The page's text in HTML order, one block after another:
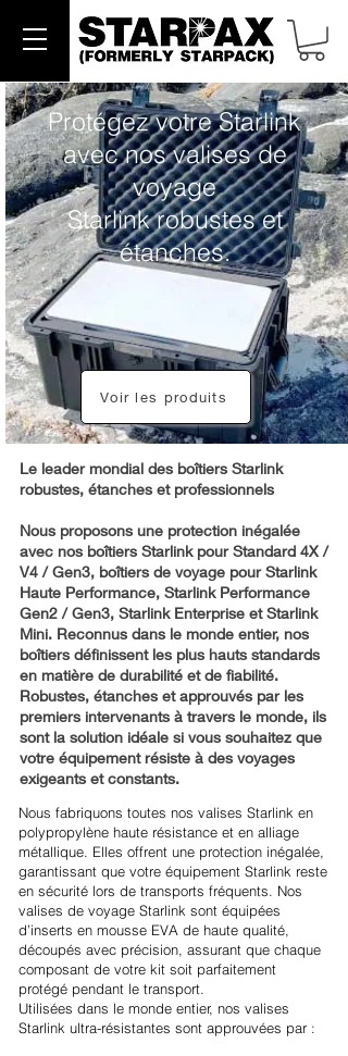
Voir les produits
Protégez votre Starlink
avec nos valises de
voyage
Starlink robustes et
étanches.
Le leader mondial des boîtiers Starlink
robustes, étanches et professionnels
Nous proposons une protection inégalée
avec nos boîtiers Starlink pour Standard 4X /
V4 / Gen3, boîtiers de voyage pour Starlink
Haute Performance, Starlink Performance
Gen2 / Gen3, Starlink Enterprise et Starlink
Mini. Reconnus dans le monde entier, nos
boîtiers définissent les plus hauts standards
en matière de durabilité et de fiabilité.
Robustes, étanches et approuvés par les
premiers intervenants à travers le monde, ils
sont la solution idéale si vous souhaitez que
votre équipement résiste à des voyages
exigeants et constants.
Nous fabriquons toutes nos valises Starlink en
polypropylène haute résistance et en alliage
métallique. Elles offrent une protection inégalée,
garantissant que votre équipement Starlink reste
en sécurité lors de transports fréquents. Nos
valises de voyage Starlink sont équipées
d’inserts en mousse EVA de haute qualité,
découpés avec précision, assurant que chaque
composant de votre kit soit parfaitement
protégé pendant le transport.
Utilisées dans le monde entier, nos valises
Starlink ultra-résistantes sont approuvées par :